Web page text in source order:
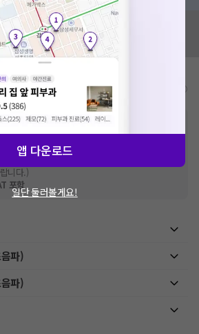
보가 있나요?
요!
비급여/급여 진료란?
비용 등으로 실제 가격과 상이할 수 있으니, 정확
직접 문의해주세요.
보험심사평가원에 고지되어 있는 급여 진료 기준 가
합적인 비용이 추가되어, 병원마다 금액이 다르게
니다.)
포함
파)
파)
앱 다운로드
일단 둘러볼게요!